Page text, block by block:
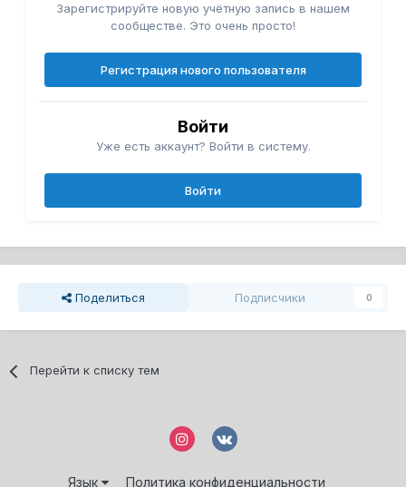
Зарегистрируйте новую учётную запись в нашем
сообществе. Это очень просто!
Регистрация нового пользователя
Войти
Уже есть аккаунт? Войти в систему.
Войти
Поделиться Подписчики 0
Перейти к списку тем
Язык Политика конфиденциальности